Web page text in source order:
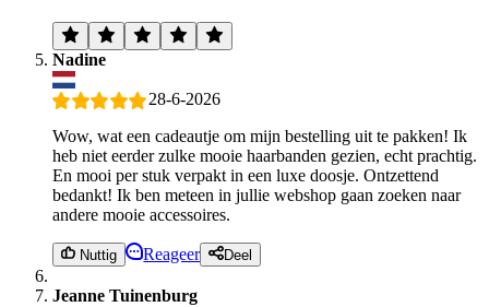
Nadine
28-6-2026
Wow, wat een cadeautje om mijn bestelling uit te pakken! Ik
heb niet eerder zulke mooie haarbanden gezien, echt prachtig.
En mooi per stuk verpakt in een luxe doosje. Ontzettend
bedankt! Ik ben meteen in jullie webshop gaan zoeken naar
andere mooie accessoires.
Nuttig Reageer Deel
Jeanne Tuinenburg